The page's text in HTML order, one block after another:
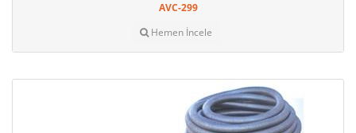
AVC-299
Hemen İncele